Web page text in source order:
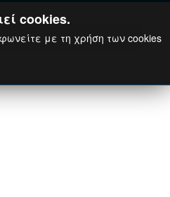
cookies.
με τη χρήση των cookies